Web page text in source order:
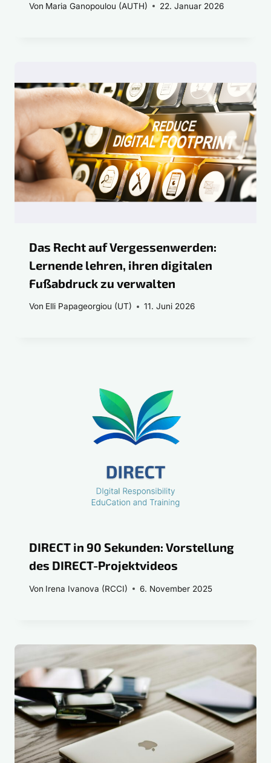
Von Maria Ganopoulou (AUTH) 22. Januar 2026
Das Recht auf Vergessenwerden:
Lernende lehren, ihren digitalen
Fußabdruck zu verwalten
Von Elli Papageorgiou (UT) 11. Juni 2026
DIRECT in 90 Sekunden: Vorstellung
des DIRECT-Projektvideos
Von Irena Ivanova (RCCI) 6. November 2025